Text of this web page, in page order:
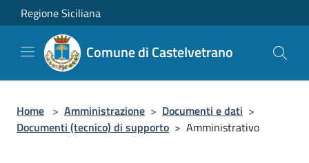
Salta al contenuto principale
Regione Siciliana
Comune di Castelvetrano
Home > Amministrazione > Documenti e dati >
Documenti (tecnico) di supporto > Amministrativo